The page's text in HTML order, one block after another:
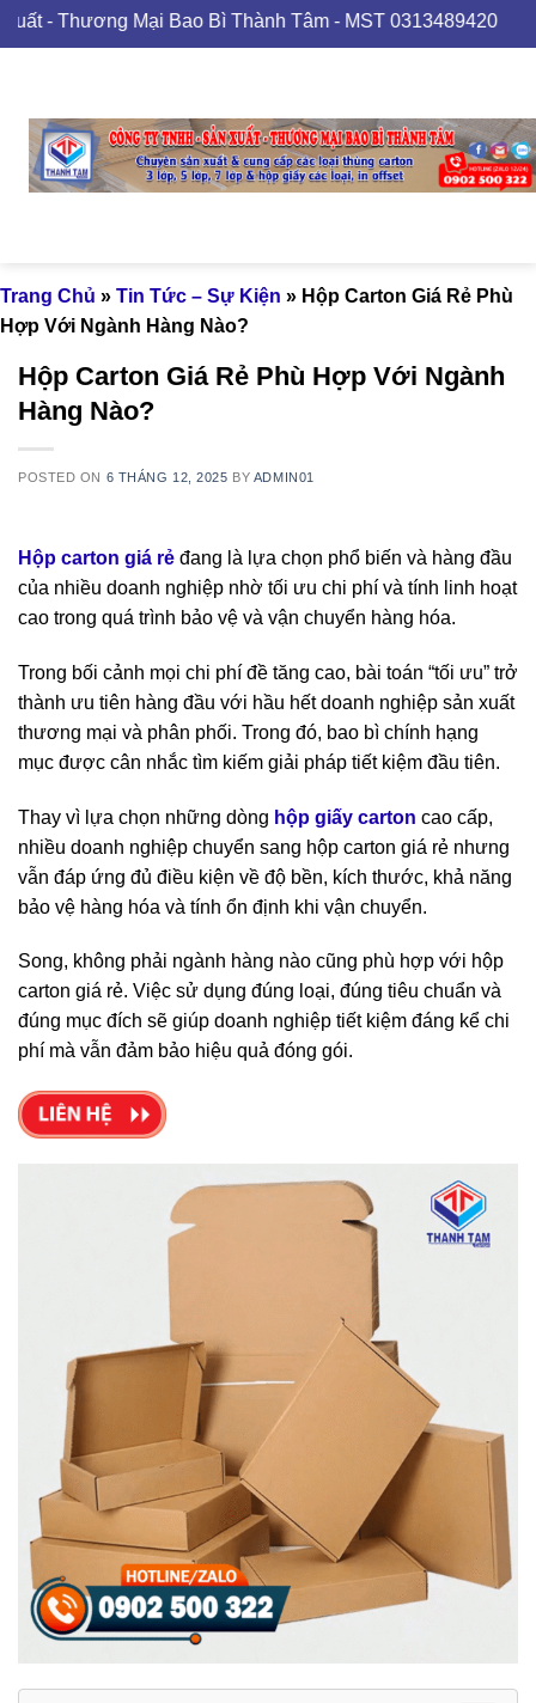
Skip
to
Mại Bao Bì Thành Tâm - MST 0313489420
Trang Chủ » Tin Tức – Sự Kiện » Hộp Carton Giá Rẻ Phù
Hợp Với Ngành Hàng Nào?
Hộp Carton Giá Rẻ Phù Hợp Với Ngành
Hàng Nào?
POSTED ON 6 THÁNG 12, 2025 BY ADMIN01
Hộp carton giá rẻ đang là lựa chọn phổ biến và hàng đầu
của nhiều doanh nghiệp nhờ tối ưu chi phí và tính linh hoạt
cao trong quá trình bảo vệ và vận chuyển hàng hóa.
Trong bối cảnh mọi chi phí đề tăng cao, bài toán “tối ưu” trở
thành ưu tiên hàng đầu với hầu hết doanh nghiệp sản xuất
thương mại và phân phối. Trong đó, bao bì chính hạng
mục được cân nhắc tìm kiếm giải pháp tiết kiệm đầu tiên.
Thay vì lựa chọn những dòng hộp giấy carton cao cấp,
nhiều doanh nghiệp chuyển sang hộp carton giá rẻ nhưng
vẫn đáp ứng đủ điều kiện về độ bền, kích thước, khả năng
bảo vệ hàng hóa và tính ổn định khi vận chuyển.
Song, không phải ngành hàng nào cũng phù hợp với hộp
carton giá rẻ. Việc sử dụng đúng loại, đúng tiêu chuẩn và
đúng mục đích sẽ giúp doanh nghiệp tiết kiệm đáng kể chi
phí mà vẫn đảm bảo hiệu quả đóng gói.